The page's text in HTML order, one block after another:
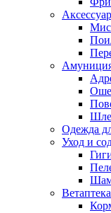
Одежда
Уход и